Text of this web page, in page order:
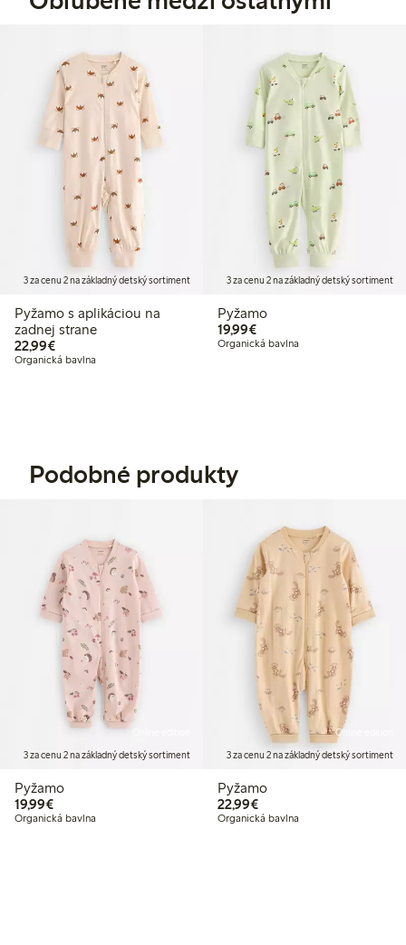
3 za cenu 2 na základný detský sortiment
Pyžamo s aplikáciou na
zadnej strane
22,99€22,99 €
Organická bavlna
3 za cenu 2 na základný detský sortiment
Pyžamo
19,99€19,99 €
Organická bavlna
Podobné produkty
3 za cenu 2 na základný detský sortiment
Pyžamo
19,99€19,99 €
Organická bavlna
Online edition
3 za cenu 2 na základný detský sortiment
Pyžamo
22,99€22,99 €
Organická bavlna